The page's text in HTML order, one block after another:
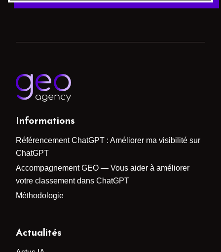
Informations
Référencement ChatGPT : Améliorer ma visibilité sur
ChatGPT
Accompagnement GEO — Vous aider à améliorer
votre classement dans ChatGPT
Méthodologie
Actualités